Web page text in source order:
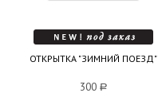
ОТКРЫТКА "ЗИМНИЙ ПОЕЗД"
300 a